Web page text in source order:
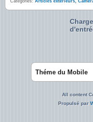
Catégories: Articles extérieurs,
Théme du Mobile
All content
Propulsé par